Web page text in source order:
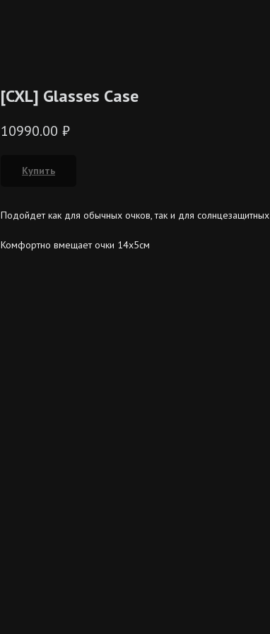
[CXL] Glasses Case
10990.00 ₽
Купить
Подойдет как для обычных очков, так и для солнцезащитных
Комфортно вмещает очки 14х5см